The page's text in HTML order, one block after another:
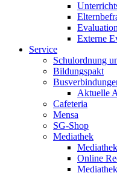
Externe
Service
Schulordnung
Bildungspakt
Aktuelle
Cafeteria
Mensa
SG-Shop
Mediathek
Mediathek
Online